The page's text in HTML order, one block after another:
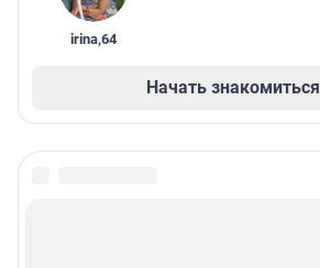
irina,64
Начать знакомиться